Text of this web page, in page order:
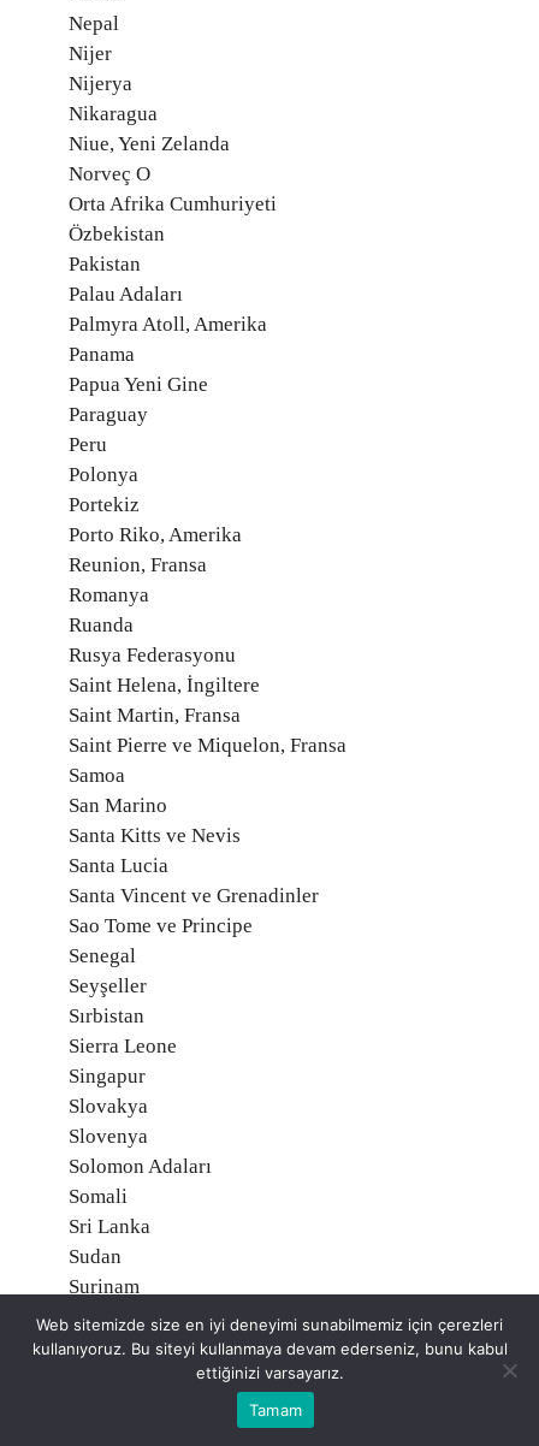
Nepal
Nijer
Nijerya
Nikaragua
Niue, Yeni Zelanda
Norveç O
Orta Afrika Cumhuriyeti
Özbekistan
Pakistan
Palau Adaları
Palmyra Atoll, Amerika
Panama
Papua Yeni Gine
Paraguay
Peru
Polonya
Portekiz
Porto Riko, Amerika
Reunion, Fransa
Romanya
Ruanda
Rusya Federasyonu
Saint Helena, İngiltere
Saint Martin, Fransa
Saint Pierre ve Miquelon, Fransa
Samoa
San Marino
Santa Kitts ve Nevis
Santa Lucia
Santa Vincent ve Grenadinler
Sao Tome ve Principe
Senegal
Seyşeller
Sırbistan
Sierra Leone
Singapur
Slovakya
Slovenya
Solomon Adaları
Somali
Sri Lanka
Sudan
Surinam
Suriye
Suudi Arabistan
Svalbard, Norveç
Web sitemizde size en iyi deneyimi sunabilmemiz için çerezleri
kullanıyoruz. Bu siteyi kullanmaya devam ederseniz, bunu kabul
ettiğinizi varsayarız.
Tamam